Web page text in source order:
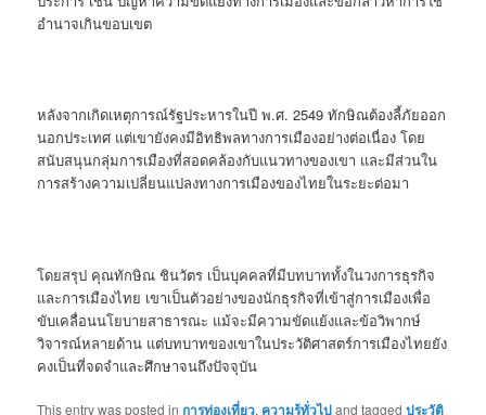
อำนาจเกินขอบเขต
หลังจากเกิดเหตุการณ์รัฐประหารในปี พ.ศ. 2549 ทักษิณต้องลี้ภัยออก
นอกประเทศ แต่เขายังคงมีอิทธิพลทางการเมืองอย่างต่อเนื่อง โดย
สนับสนุนกลุ่มการเมืองที่สอดคล้องกับแนวทางของเขา และมีส่วนใน
การสร้างความเปลี่ยนแปลงทางการเมืองของไทยในระยะต่อมา
โดยสรุป คุณทักษิณ ชินวัตร เป็นบุคคลที่มีบทบาททั้งในวงการธุรกิจ
และการเมืองไทย เขาเป็นตัวอย่างของนักธุรกิจที่เข้าสู่การเมืองเพื่อ
ขับเคลื่อนนโยบายสาธารณะ แม้จะมีความขัดแย้งและข้อวิพากษ์
วิจารณ์หลายด้าน แต่บทบาทของเขาในประวัติศาสตร์การเมืองไทยยัง
คงเป็นที่จดจำและศึกษาจนถึงปัจจุบัน
This entry was posted inการท่องเที่ยว, ความรู้ทั่วไปand taggedประวัติ